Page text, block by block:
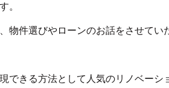
。
物件選びやローンのお話をさせてい
できる方法として人気のリノベー